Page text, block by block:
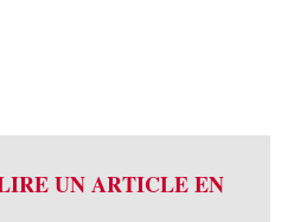
UN ARTICLE EN